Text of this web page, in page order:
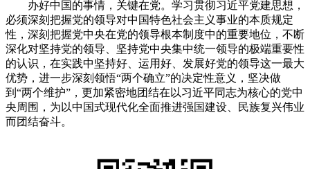
办好中国的事情，关键在党。学习贯彻习近平党建思想，
必须深刻把握党的领导对中国特色社会主义事业的本质规定
性，深刻把握党中央在党的领导根本制度中的重要地位，不断
深化对坚持党的领导、坚持党中央集中统一领导的极端重要性
的认识，在实践中坚持好、运用好、发展好党的领导这一最大
优势，进一步深刻领悟“两个确立”的决定性意义，坚决做
到“两个维护”，更加紧密地团结在以习近平同志为核心的党中
央周围，为以中国式现代化全面推进强国建设、民族复兴伟业
而团结奋斗。